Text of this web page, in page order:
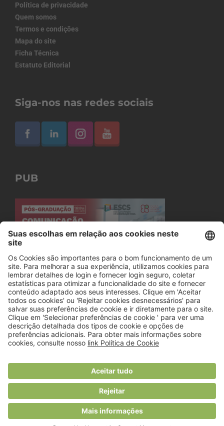
Política de privacidade
Quem somos
Termos e condições
Mapa do site
Ficha Técnica
Estatuto Editorial
Siga-nos nas redes sociais
PUB
© 2018 Viver Saudável
O portal dos profissionais de nutrição
Created byRHP Consulting